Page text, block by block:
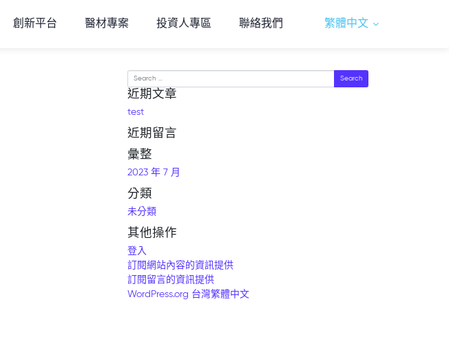
創新平台 醫材專案 投資人專區 聯絡我們 繁體中文
Search
近期文章
test
近期留言
彙整
2023 年 7 月
分類
未分類
其他操作
登入
訂閱網站內容的資訊提供
訂閱留言的資訊提供
WordPress.org 台灣繁體中文